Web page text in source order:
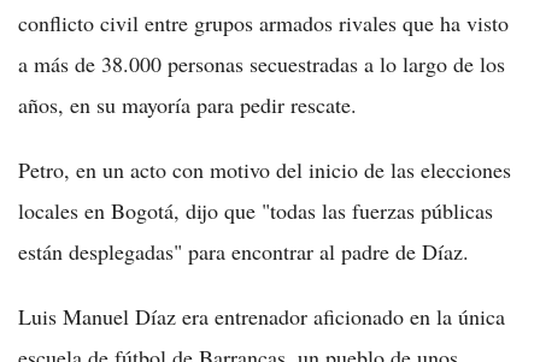
conflicto civil entre grupos armados rivales que ha visto
a más de 38.000 personas secuestradas a lo largo de los
años, en su mayoría para pedir rescate.
Petro, en un acto con motivo del inicio de las elecciones
locales en Bogotá, dijo que "todas las fuerzas públicas
están desplegadas" para encontrar al padre de Díaz.
Luis Manuel Díaz era entrenador aficionado en la única